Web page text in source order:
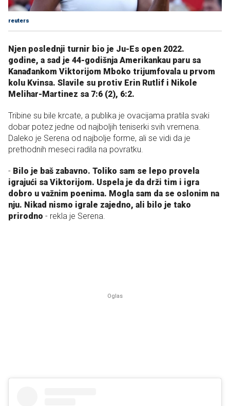
reuters
Njen poslednji turnir bio je Ju-Es open 2022.
godine, a sad je 44-godišnja Amerikankau paru sa
Kanađankom Viktorijom Mboko trijumfovala u prvom
kolu Kvinsa. Slavile su protiv Erin Rutlif i Nikole
Melihar-Martinez sa 7:6 (2), 6:2.
Tribine su bile krcate, a publika je ovacijama pratila svaki
dobar potez jedne od najboljih teniserki svih vremena.
Daleko je Serena od najbolje forme, ali se vidi da je
prethodnih meseci radila na povratku.
- Bilo je baš zabavno. Toliko sam se lepo provela
igrajući sa Viktorijom. Uspela je da drži tim i igra
dobro u važnim poenima. Mogla sam da se oslonim na
nju. Nikad nismo igrale zajedno, ali bilo je tako
prirodno - rekla je Serena.